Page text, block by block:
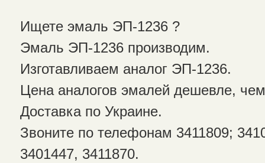
Ищете эмаль ЭП-1236 ?
Эмаль ЭП-1236 производим.
Изготавливаем аналог ЭП-1236.
Цена аналогов эмалей дешевле,
Доставка по Украине.
Звоните по телефонам 3411809;
3401447, 3411870.